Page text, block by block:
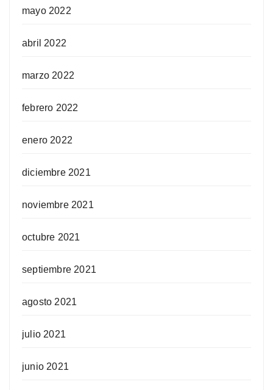
mayo 2022
abril 2022
marzo 2022
febrero 2022
enero 2022
diciembre 2021
noviembre 2021
octubre 2021
septiembre 2021
agosto 2021
julio 2021
junio 2021